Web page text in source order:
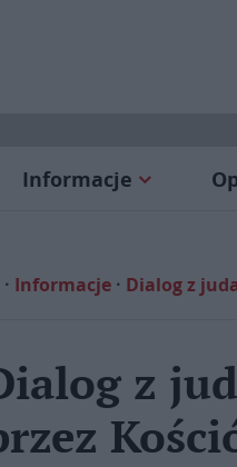
Informacje
Informacje Dialog z
z